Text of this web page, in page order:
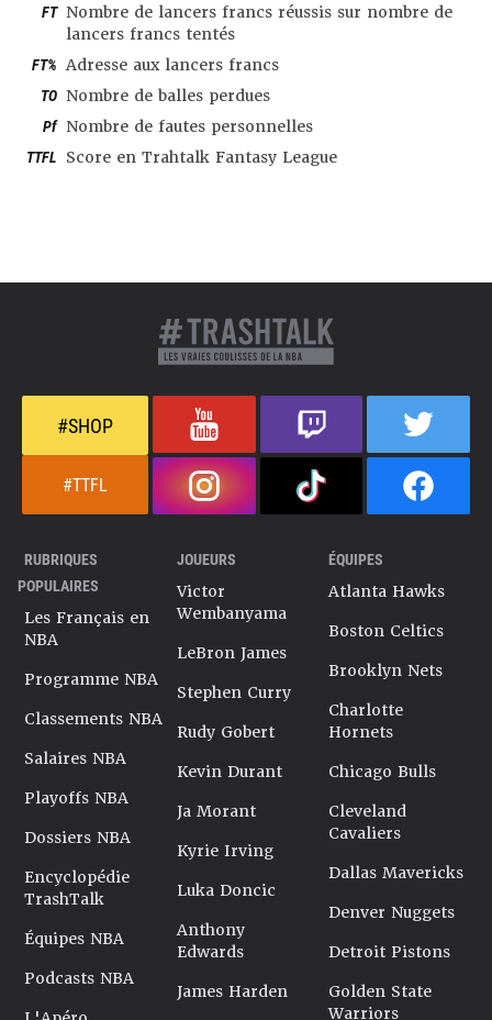
FT Nombre de lancers francs réussis sur nombre de
lancers francs tentés
FT% Adresse aux lancers francs
TO Nombre de balles perdues
Pf Nombre de fautes personnelles
TTFL Score en Trahtalk Fantasy League
#SHOP
#TTFL
RUBRIQUES
POPULAIRES
Les Français en
NBA
Programme NBA
Classements NBA
Salaires NBA
Playoffs NBA
Dossiers NBA
Encyclopédie
TrashTalk
Équipes NBA
Podcasts NBA
JOUEURS
Victor
Wembanyama
LeBron James
Stephen Curry
Rudy Gobert
Kevin Durant
Ja Morant
Kyrie Irving
Luka Doncic
Anthony
Edwards
James Harden
ÉQUIPES
Atlanta Hawks
Boston Celtics
Brooklyn Nets
Charlotte
Hornets
Chicago Bulls
Cleveland
Cavaliers
Dallas Mavericks
Denver Nuggets
Detroit Pistons
Golden State
Warriors